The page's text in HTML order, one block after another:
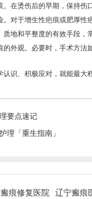
烫伤后的早期，保持伤
对于增生性疤痕或肥厚
地和平整度的有效手段
外观。必要时，手术方法
、积极应对，就能最大程
要点速记
理「重生指南」
痕修复医院 辽宁瘢痕